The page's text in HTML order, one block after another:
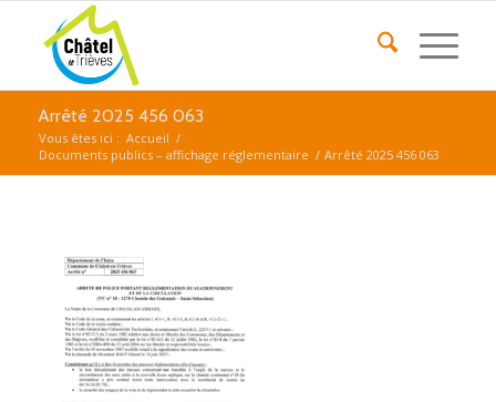
Arrêté 2025 456 063
Vous êtes ici : Accueil /
Documents publics – affichage réglementaire / Arrêté 2025 456 063